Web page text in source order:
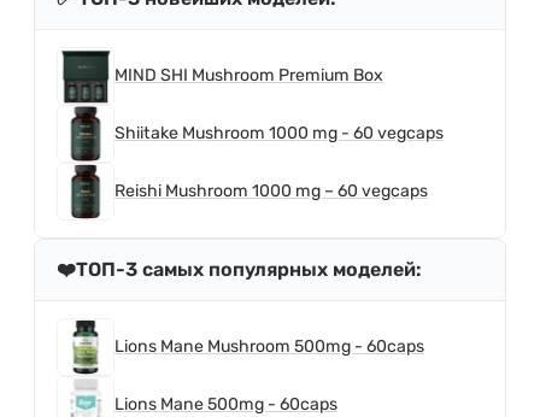
MIND SHI Mushroom Premium Box
Shiitake Mushroom 1000 mg - 60 vegcaps
Reishi Mushroom 1000 mg – 60 vegcaps
❤️ТОП-3 самых популярных моделей:
Lions Mane Mushroom 500mg - 60caps
Lions Mane 500mg - 60caps